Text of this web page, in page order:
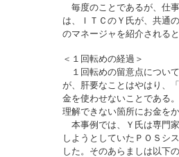
毎度のことであるが、仕
は、ＩＴＣのＹ氏が、共通
のマネージャを紹介される
＜１回転めの経過＞
１回転めの留意点につい
が、肝要なことはやはり、
金を使わせないことである
理解できない箇所にお金を
本事例では、Ｙ氏は専門
しようとしていたＰＯＳシ
した。そのあらましは以下